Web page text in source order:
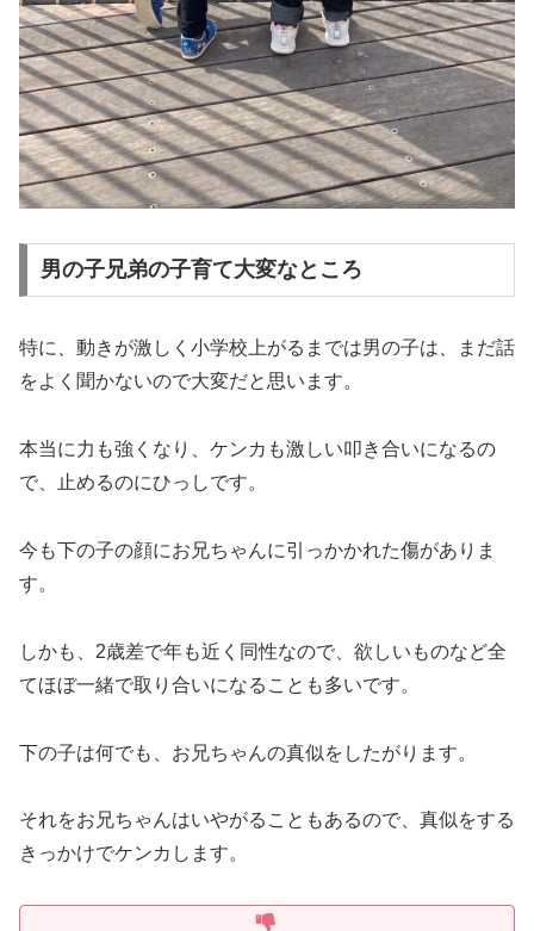
男の子兄弟の子育て大変なところ
特に、動きが激しく小学校上がるまでは男の子は、まだ話
をよく聞かないので大変だと思います。
本当に力も強くなり、ケンカも激しい叩き合いになるの
で、止めるのにひっしです。
今も下の子の顔にお兄ちゃんに引っかかれた傷がありま
す。
しかも、2歳差で年も近く同性なので、欲しいものなど全
てほぼ一緒で取り合いになることも多いです。
下の子は何でも、お兄ちゃんの真似をしたがります。
それをお兄ちゃんはいやがることもあるので、真似をする
きっかけでケンカします。